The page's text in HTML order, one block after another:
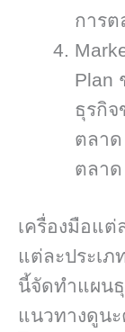
การ
Plan
ธุรกิจ
ตลา
ตลาด
เครื่องมือแต่
แต่ละประเภ
นี้จัดทำแผน
แนวทางดูนะ